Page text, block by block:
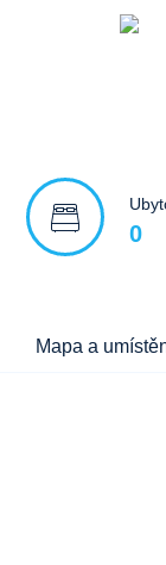
0
Mapa a